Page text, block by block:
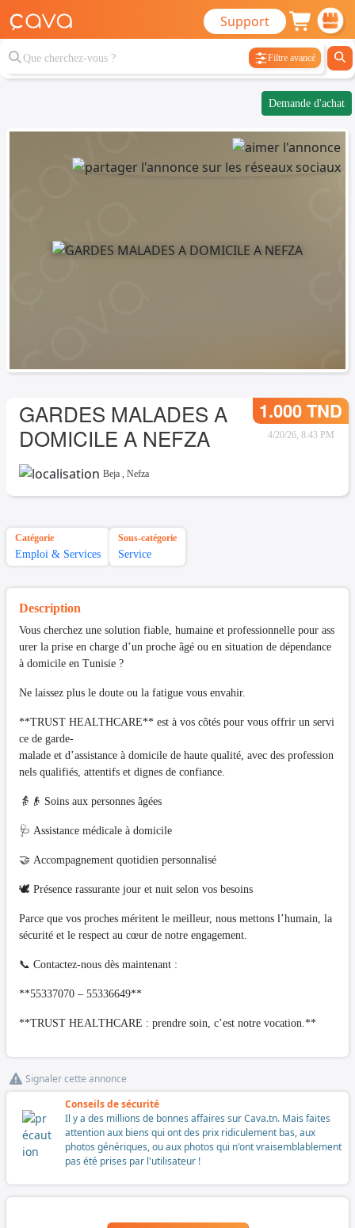
Support
Filtre avancé
Demande d'achat
GARDES MALADES A
DOMICILE A NEFZA
1.000 TND
4/20/26, 8:43 PM
Beja , Nefza
Catégorie
Emploi & Services
Sous-catégorie
Service
Description
Vous cherchez une solution fiable, humaine et professionnelle pour ass
urer la prise en charge d’un proche âgé ou en situation de dépendance
à domicile en Tunisie ?
Ne laissez plus le doute ou la fatigue vous envahir.
**TRUST HEALTHCARE** est à vos côtés pour vous offrir un servi
ce de garde-
malade et d’assistance à domicile de haute qualité, avec des profession
nels qualifiés, attentifs et dignes de confiance.
👵👴 Soins aux personnes âgées
🩺 Assistance médicale à domicile
🤝 Accompagnement quotidien personnalisé
🕊️ Présence rassurante jour et nuit selon vos besoins
Parce que vos proches méritent le meilleur, nous mettons l’humain, la
sécurité et le respect au cœur de notre engagement.
📞 Contactez-nous dès maintenant :
**55337070 – 55336649**
**TRUST HEALTHCARE : prendre soin, c’est notre vocation.**
Signaler cette annonce
Conseils de sécurité
Il y a des millions de bonnes affaires sur Cava.tn. Mais faites
attention aux biens qui ont des prix ridiculement bas, aux
photos génériques, ou aux photos qui n'ont vraisemblablement
pas été prises par l'utilisateur !